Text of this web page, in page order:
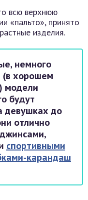
всю верхнюю
«пальто», принято
изделия.
немного
хорошем
модели
будут
девушках до
отлично
спортивными
карандаш